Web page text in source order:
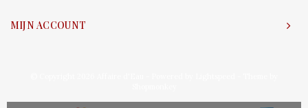
MIJN ACCOUNT